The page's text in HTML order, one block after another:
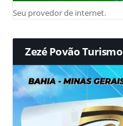
Seu provedor de internet.
Zezé Povão Turismo